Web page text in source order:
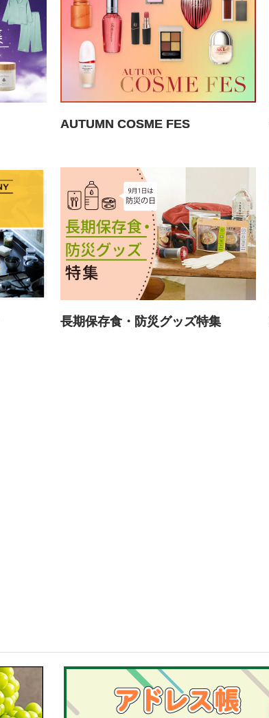
AUTUMN COSME FES
長期保存食・防災グッズ特集